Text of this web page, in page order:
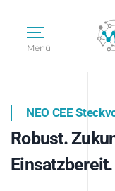
Menü
NEO CEE
Robust.
Einsatzbereit.
Intelligenz